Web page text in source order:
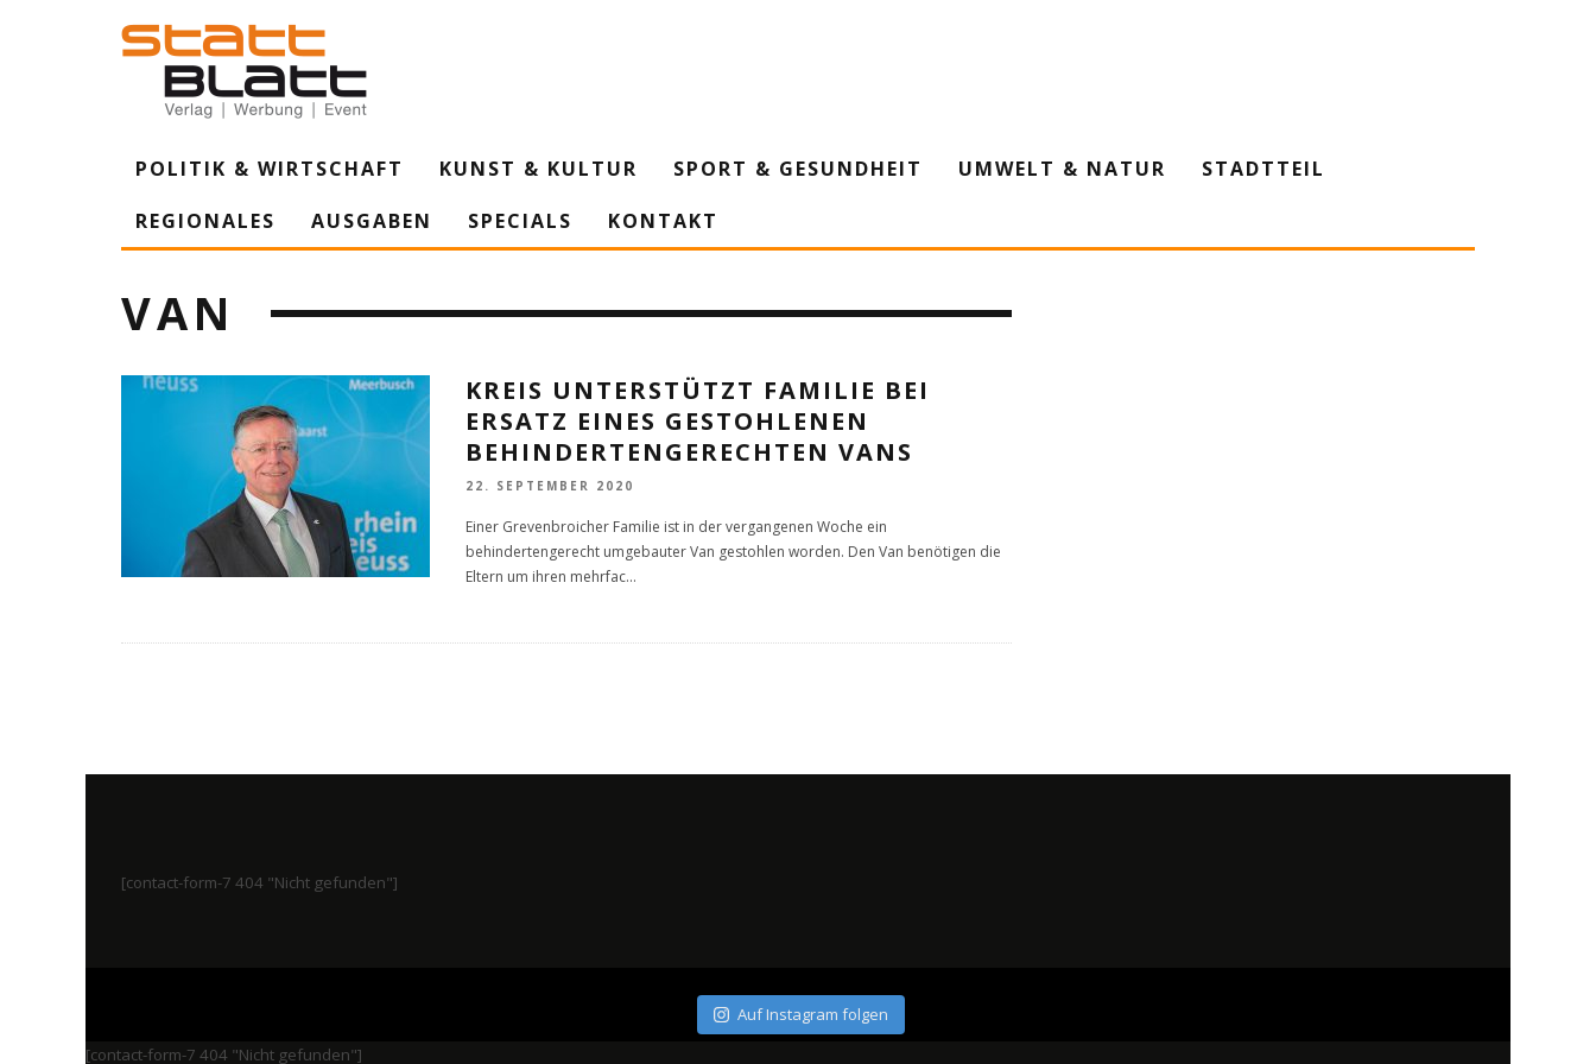
POLITIK & WIRTSCHAFT KUNST & KULTUR SPORT & GESUNDHEIT UMWELT & NATUR
STADTTEIL
REGIONALES
AUSGABEN SPECIALS KONTAKT
VAN
KREIS UNTERSTÜTZT FAMILIE BEI
ERSATZ EINES GESTOHLENEN
BEHINDERTENGERECHTEN VANS
22. SEPTEMBER 2020
Einer Grevenbroicher Familie ist in der vergangenen Woche ein
behindertengerecht umgebauter Van gestohlen worden. Den Van benötigen die
Eltern um ihren mehrfac...
[contact-form-7 404 "Nicht gefunden"]
Auf Instagram folgen
[contact-form-7 404 "Nicht gefunden"]